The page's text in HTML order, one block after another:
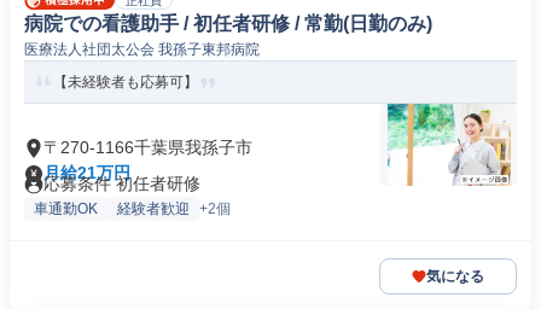
病院での看護助手 / 初任者研修 / 常勤(日勤のみ)
医療法人社団太公会 我孫子東邦病院
【未経験者も応募可】
〒270-1166千葉県我孫子市
月給21万円
応募条件 初任者研修
車通勤OK 経験者歓迎 +2個
気になる